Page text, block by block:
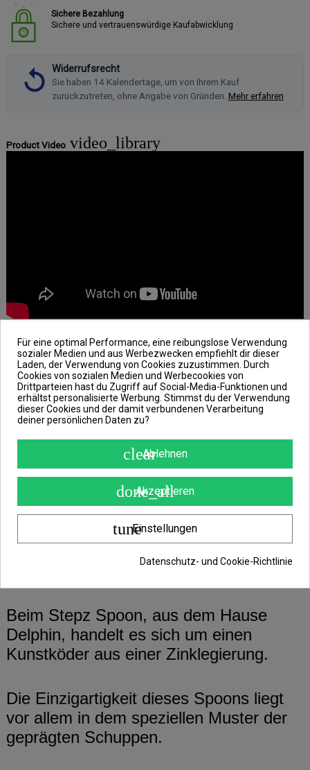
Sichere Bezahlung
Sichere und vertrauenswürdige Kaufabwicklung
Widerrufsrecht
Sie haben 14 Kalendertage, um von Ihrem Kauf
zurückzutreten, ohne Angabe von Gründen. Mehr erfahren
Product Video video_library
BESCHREIBUNG
ARTIKELDETAILS
ANGABEN ZUR PRODUKTSICHERHEIT
REVIEWS(0)
ELIPZ FullSCALE Spoon
Beim Stepz Spoon, aus dem Hause
Delphin, handelt es sich um einen
Kunstköder aus einer Zinklegierung.
Die Einzigartigkeit dieses Spoons liegt
vor allem in dem speziellen Muster der
geprägten Schuppen.
Für eine optimal Performance, eine reibungslose Verwendung
sozialer Medien und aus Werbezwecken empfiehlt dir dieser
Laden, der Verwendung von Cookies zuzustimmen. Durch
Cookies von sozialen Medien und Werbecookies von
Drittparteien hast du Zugriff auf Social-Media-Funktionen und
erhältst personalisierte Werbung. Stimmst du der Verwendung
dieser Cookies und der damit verbundenen Verarbeitung
deiner persönlichen Daten zu?
clearAblehnen
done_all
Akzeptieren
tuneEinstellungen
Datenschutz- und Cookie-Richtlinie